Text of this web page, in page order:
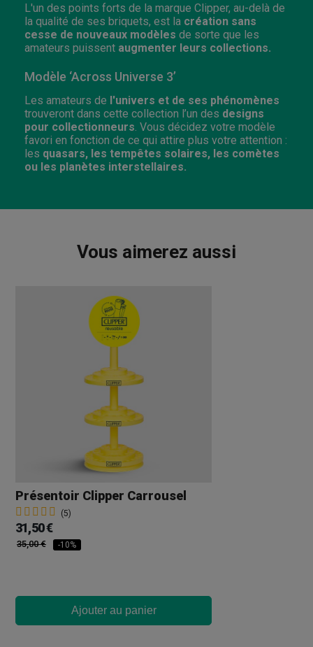
L'un des points forts de la marque Clipper, au-delà de
la qualité de ses briquets, est la création sans
cesse de nouveaux modèles de sorte que les
amateurs puissent augmenter leurs collections.
Modèle ‘Across Universe 3’
Les amateurs de l'univers et de ses phénomènes
trouveront dans cette collection l’un des designs
pour collectionneurs . Vous décidez votre modèle
favori en fonction de ce qui attire plus votre attention :
les quasars, les tempêtes solaires, les comètes
ou les planètes interstellaires.
Vous aimerez aussi
Présentoir Clipper Carrousel
(5)
31,50 €
35,00 € -10%
Ajouter au panier